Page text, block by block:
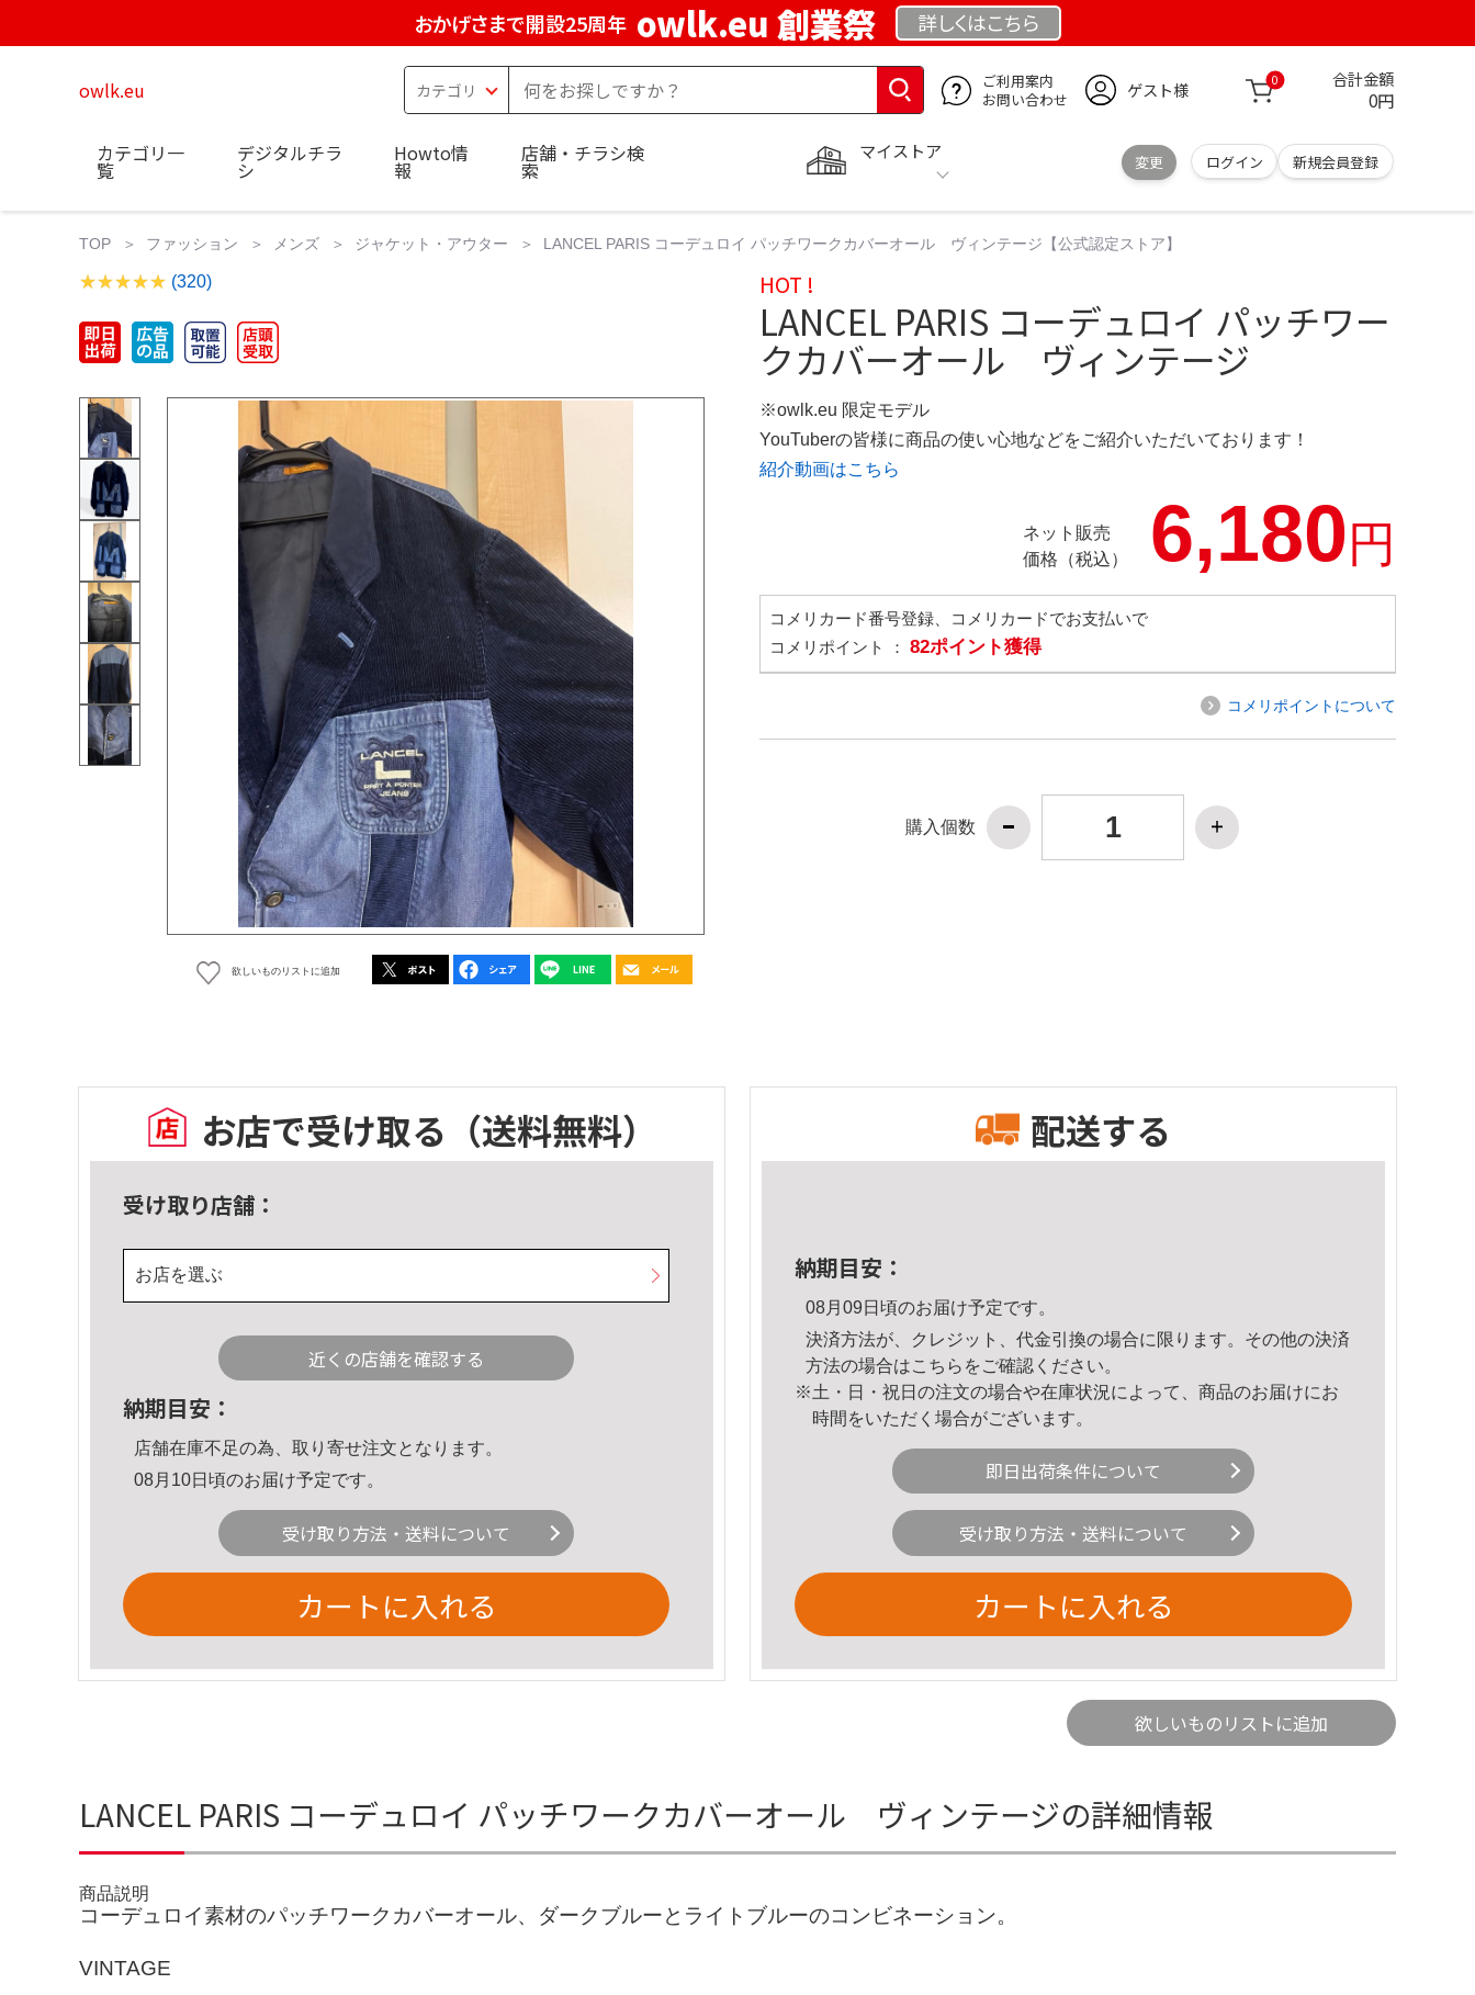
おかげさまで開設25周年 owlk.eu 創業祭 詳しくはこちら
owlk.eu
ご利用案内
お問い合わせ
ゲスト様 0 合計金額
0円
マイストア
変更 ログイン 新規会員登録
カテゴリ一
覧
デジタルチラ
シ
Howto情
報
店舗・チラシ検
索
TOP ファッション メンズ ジャケット・アウター LANCEL PARIS コーデュロイ パッチワークカバーオール ヴィンテージ【公式認定ストア】
(320)
欲しいものリストに追加
HOT !
LANCEL PARIS コーデュロイ パッチワー
クカバーオール ヴィンテージ
※owlk.eu 限定モデル
YouTuberの皆様に商品の使い心地などをご紹介いただいております！
紹介動画はこちら
ネット販売
価格（税込）
6,180円
コメリカード番号登録、コメリカードでお支払いで
コメリポイント ： 82ポイント獲得
コメリポイントについて
購入個数
お店で受け取る （送料無料）
受け取り店舗：
お店を選ぶ
近くの店舗を確認する
納期目安：
店舗在庫不足の為、取り寄せ注文となります。
08月10日頃のお届け予定です。
受け取り方法・送料について
カートに入れる
配送する
納期目安：
08月09日頃のお届け予定です。
決済方法が、クレジット、代金引換の場合に限ります。その他の決済
方法の場合はこちら をご確認ください。
※土・日・祝日の注文の場合や在庫状況によって、商品のお届けにお
時間をいただく場合がございます。
即日出荷条件について
受け取り方法・送料について
カートに入れる
欲しいものリストに追加
LANCEL PARIS コーデュロイ パッチワークカバーオール ヴィンテージの詳細情報
商品説明
コーデュロイ素材のパッチワークカバーオール、ダークブルーとライトブルーのコンビネーション。
VINTAGE